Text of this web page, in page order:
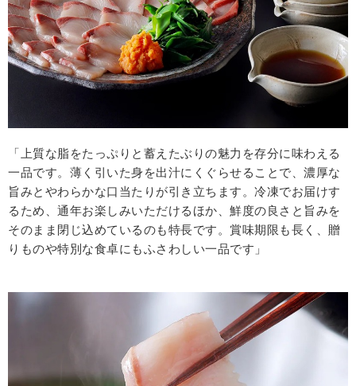
「上質な脂をたっぷりと蓄えたぶりの魅力を存分に味わえる
一品です。薄く引いた身を出汁にくぐらせることで、濃厚な
旨みとやわらかな口当たりが引き立ちます。冷凍でお届けす
るため、通年お楽しみいただけるほか、鮮度の良さと旨みを
そのまま閉じ込めているのも特長です。賞味期限も長く、贈
りものや特別な食卓にもふさわしい一品です」